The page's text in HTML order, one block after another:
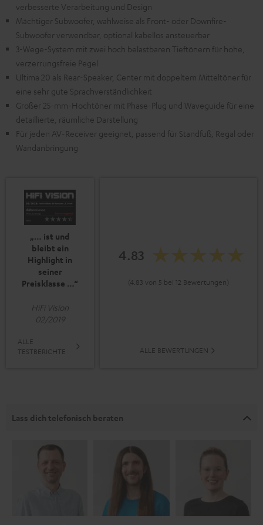
verbesserte Verarbeitung und Design
Mächtiger Subwoofer, wahlweise als Front- oder Downfire-
Subwoofer verwendbar, optional kabellos ansteuerbar
3-Wege-System mit zwei hoch belastbaren Tieftönern für hohe,
verzerrungsfreie Pegel
Ultima 20 als Rear-Speaker, Center mit doppeltem Mitteltöner für
eine sehr gute Sprachverständlichkeit
Großer 25-mm-Hochtöner mit Phase-Plug und Waveguide für eine
detaillierte, räumliche Darstellung
Für jeden AV-Receiver geeignet, passend für Standfuß, Regal oder
Wandanbringung
„… ist und
bleibt ein
Highlight in
seiner
Preisklasse …“
HiFi Vision
02/2019
ALLE
TESTBERICHTE
4.83
(4.83 von 5 bei 12 Bewertungen)
ALLE BEWERTUNGEN
Lass dich telefonisch beraten